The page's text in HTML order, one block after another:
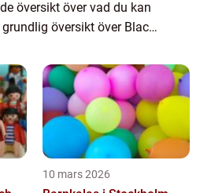
översikt över vad du kan
översikt över Black
blivit en årlig tradition för...
10 mars 2026